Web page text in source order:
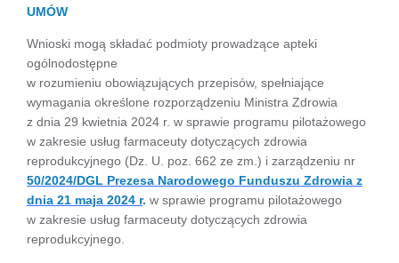
UMÓW
Wnioski mogą składać podmioty prowadzące apteki
ogólnodostępne
w rozumieniu obowiązujących przepisów, spełniające
wymagania określone rozporządzeniu Ministra Zdrowia
z dnia 29 kwietnia 2024 r. w sprawie programu pilotażowego
w zakresie usług farmaceuty dotyczących zdrowia
reprodukcyjnego (Dz. U. poz. 662 ze zm.) i zarządzeniu nr
50/2024/DGL Prezesa Narodowego Funduszu Zdrowia z
dnia 21 maja 2024 r. w sprawie programu pilotażowego
w zakresie usług farmaceuty dotyczących zdrowia
reprodukcyjnego.